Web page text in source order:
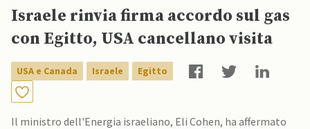
Israele rinvia firma accordo sul gas
con Egitto, USA cancellano visita
USA e Canada Israele Egitto
Il ministro dell'Energia israeliano, Eli Cohen, ha affermato